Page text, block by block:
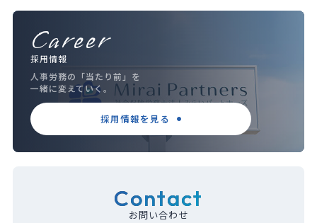
Career
採用情報
人事労務の「当たり前」を
一緒に変えていく。
採用情報を見る
Contact
お問い合わせ